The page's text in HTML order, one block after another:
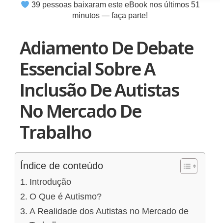
39pessoas baixaram este eBook nos últimos 51
minutos — faça parte!
Adiamento De Debate
Essencial Sobre A
Inclusão De Autistas
No Mercado De
Trabalho
Índice de conteúdo
Introdução
O Que é Autismo?
A Realidade dos Autistas no Mercado de